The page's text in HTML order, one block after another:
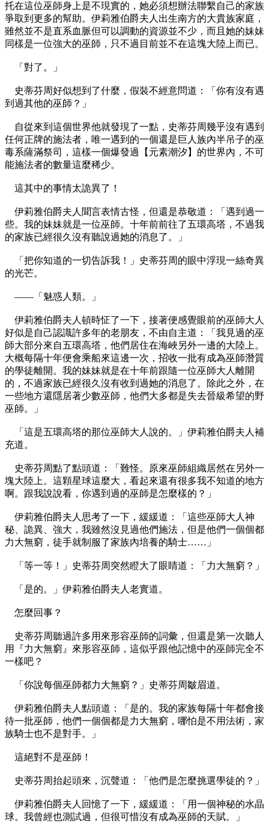
托在這位巫師身上是不現實的，她必須想辦法聯繫自己的家族
爭取到更多的幫助。伊莉雅伯爵夫人出生南方的大貴族家庭，
雖然並不是直系血脈但可以調動的資源並不少，而且她的妹妹
同樣是一位強大的巫師，只不過目前並不在這塊大陸上而已。
「對了。」
史蒂芬周好似想到了什麼，假裝不經意問道：「你有沒有遇
到過其他的巫師？」
自從來到這個世界他就發現了一點，史蒂芬周幾乎沒有遇到
任何正牌的施法者，唯一遇到的一個還是巨人族內半吊子的巫
毒系薩滿祭司，這樣一個爆發過【元素潮汐】的世界內，不可
能施法者的數量這麼稀少。
這其中的事情太詭異了！
伊莉雅伯爵夫人聞言表情古怪，但還是恭敬道：「遇到過一
些。我的妹妹就是一位巫師。十年前前往了五環高塔，不過我
的家族已經很久沒有聽說過她的消息了。」
「把你知道的一切告訴我！」史蒂芬周的眼中浮現一絲奇異
的光芒。
——「魅惑人類。」
伊莉雅伯爵夫人頓時怔了一下，接著便感覺眼前的巫師大人
好似是自己認識許多年的老朋友，不由自主道：「我見過的巫
師大部分來自五環高塔，他們居住在海峽另外一邊的大陸上。
大概每隔十年便會乘船來這邊一次，招收一批有成為巫師潛質
的學徒離開。我的妹妹就是在十年前跟隨一位巫師大人離開
的，不過家族已經很久沒有收到過她的消息了。除此之外，在
一些地方還隱居著少數巫師，他們大多都是失去晉級希望的野
巫師。」
「這是五環高塔的那位巫師大人說的。」伊莉雅伯爵夫人補
充道。
史蒂芬周點了點頭道：「難怪。原來巫師組織居然在另外一
塊大陸上。這顆星球這麼大，看起來還有很多我不知道的地方
啊。跟我說說看，你遇到過的巫師是怎麼樣的？」
伊莉雅伯爵夫人思考了一下，緩緩道：「這些巫師大人神
秘、詭異、強大，我雖然沒見過他們施法，但是他們一個個都
力大無窮，徒手就制服了家族內培養的騎士……」
「等一等！」史蒂芬周突然瞪大了眼睛道：「力大無窮？」
「是的。」伊莉雅伯爵夫人老實道。
怎麼回事？
史蒂芬周聽過許多用來形容巫師的詞彙，但還是第一次聽人
用『力大無窮』來形容巫師，這似乎跟他記憶中的巫師完全不
一樣吧？
「你說每個巫師都力大無窮？」史蒂芬周皺眉道。
伊莉雅伯爵夫人點頭道：「是的。我的家族每隔十年都會接
待一批巫師，他們一個個都是力大無窮，哪怕是不用法術，家
族騎士也不是對手。」
這絕對不是巫師！
史蒂芬周抬起頭來，沉聲道：「他們是怎麼挑選學徒的？」
伊莉雅伯爵夫人回憶了一下，緩緩道：「用一個神秘的水晶
球。我曾經也測試過，但很可惜沒有成為巫師的天賦。」